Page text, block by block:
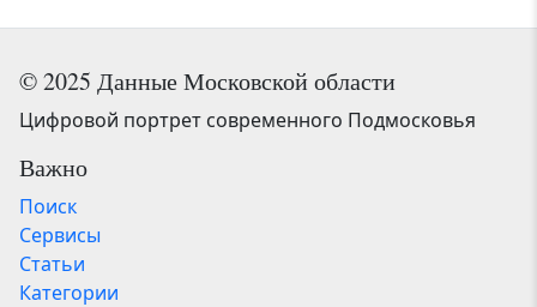
© 2025 Данные Московской области
Цифровой портрет современного Подмосковья
Важно
Поиск
Сервисы
Статьи
Категории